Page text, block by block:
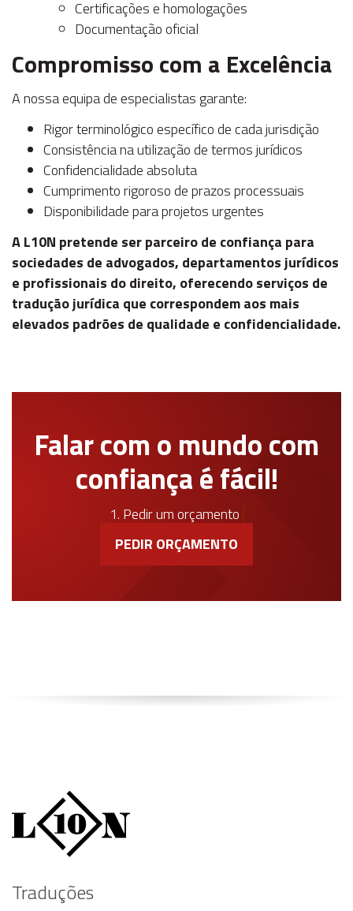
Certificações e homologações
Documentação oficial
Compromisso com a Excelência
A nossa equipa de especialistas garante:
Rigor terminológico específico de cada jurisdição
Consistência na utilização de termos jurídicos
Confidencialidade absoluta
Cumprimento rigoroso de prazos processuais
Disponibilidade para projetos urgentes
A L10N pretende ser parceiro de confiança para
sociedades de advogados, departamentos jurídicos
e profissionais do direito, oferecendo serviços de
tradução jurídica que correspondem aos mais
elevados padrões de qualidade e confidencialidade.
Falar com o mundo com
confiança é fácil!
1. Pedir um orçamento
PEDIR ORÇAMENTO
Traduções